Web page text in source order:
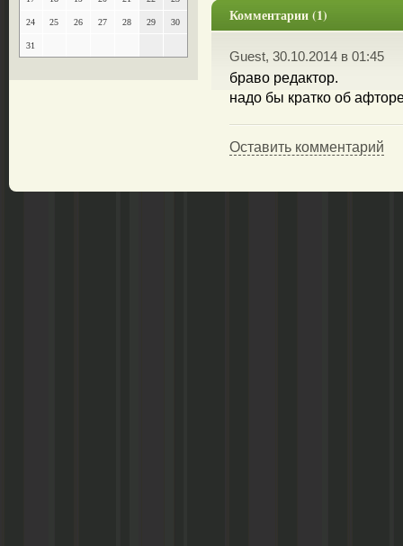
24 25 26 27 28 29 30
31
Комментарии (1)
Guest, 30.10.2014 в 01:45
браво редактор.
надо бы кратко об
Оставить комментарий